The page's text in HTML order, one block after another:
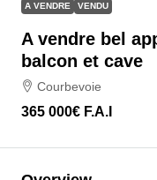
A VENDRE VENDU
A vendre bel
balcon et cave
Courbevoie
365 000€ F.A.I